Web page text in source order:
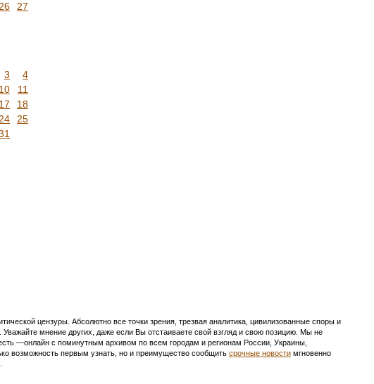
26
27
3
4
10
11
17
18
24
25
цензуры. Абсолютно все точки зрения, трезвая аналитика, цивилизованные споры и
мнение других, даже если Вы отстаиваете свой взгляд и свою позицию. Мы не
—онлайн с поминутным архивом по всем городам и регионам России, Украины,
возможность первым узнать, но и преимущество сообщить срочные новости мгновенно